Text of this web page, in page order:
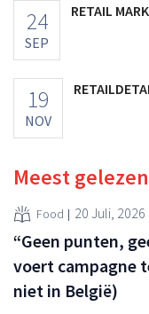
24
SEP
RETAIL
19
NOV
Meest gelezen
Food 20 Juli, 2026
“Geen punten,
voert campagne
niet in België)